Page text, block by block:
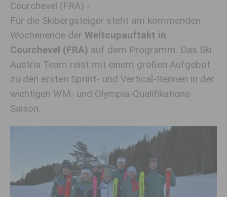
Courchevel (FRA) -
Für die Skibergsteiger steht am kommenden
Wochenende der Weltcupauftakt in
Courchevel (FRA) auf dem Programm. Das Ski
Austria Team reist mit einem großen Aufgebot
zu den ersten Sprint- und Vertical-Rennen in der
wichtigen WM- und Olympia-Qualifikations-
Saison.